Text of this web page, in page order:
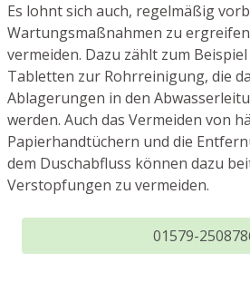
Es lohnt sich auch, regelmäßig
Wartungsmaßnahmen zu
vermeiden. Dazu zählt zum
Tabletten zur Rohrreinigung, die
Ablagerungen in den
werden. Auch das Vermeiden von
Papierhandtüchern und die
dem Duschabfluss können dazu
Verstopfungen zu vermeiden.
01579-